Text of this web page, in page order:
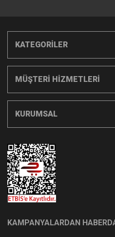
KATEGORİLER
MÜŞTERİ HİZMETLERİ
KURUMSAL
KAMPANYALARDAN